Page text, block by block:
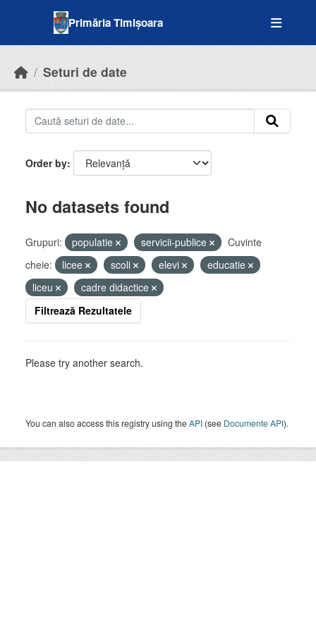
Primăria Timișoara
Seturi de date
Order by
No datasets found
Grupuri: populatie servicii-publice
Cuvinte
cheie:
licee scoli elevi
educatie
liceu
cadre didactice
Filtrează Rezultatele
Please try another search.
You can also access this registry using theAPI (see Documente API).